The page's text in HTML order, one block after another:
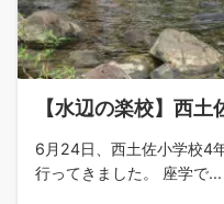
【水辺の楽校】西
6月24日、西土佐小学校4
行ってきました。 座学で...